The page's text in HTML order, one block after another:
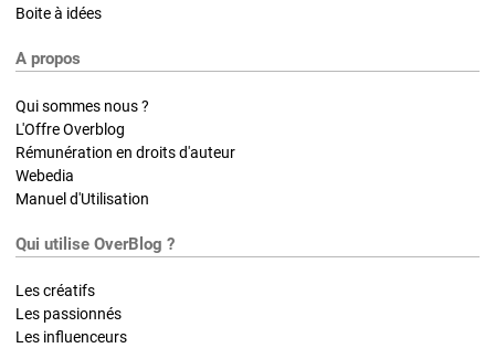
Boite à idées
A propos
Qui sommes nous ?
L'Offre Overblog
Rémunération en droits d'auteur
Webedia
Manuel d'Utilisation
Qui utilise OverBlog ?
Les créatifs
Les passionnés
Les influenceurs